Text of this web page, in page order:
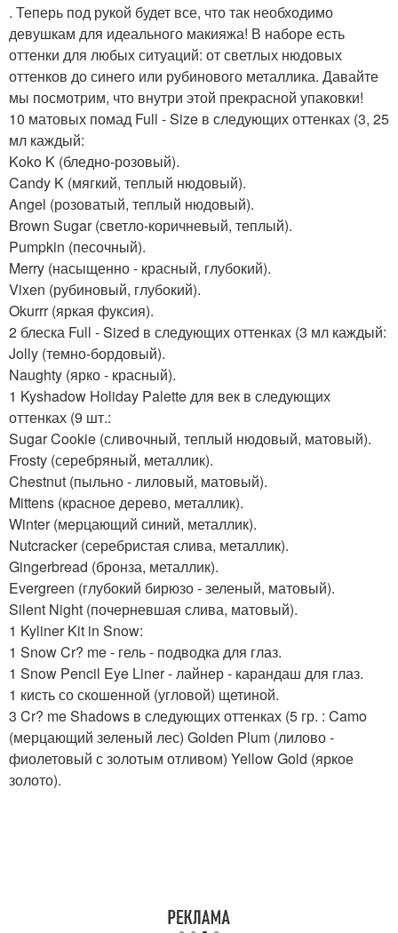
. Теперь под рукой будет все, что так необходимо
девушкам для идеального макияжа! В наборе есть
оттенки для любых ситуаций: от светлых нюдовых
оттенков до синего или рубинового металлика. Давайте
мы посмотрим, что внутри этой прекрасной упаковки!
10 матовых помад Full - Size в следующих оттенках (3, 25
мл каждый:
Koko K (бледно-розовый).
Candy K (мягкий, теплый нюдовый).
Angel (розоватый, теплый нюдовый).
Brown Sugar (светло-коричневый, теплый).
Pumpkin (песочный).
Merry (насыщенно - красный, глубокий).
Vixen (рубиновый, глубокий).
Okurrr (яркая фуксия).
2 блеска Full - Sized в следующих оттенках (3 мл каждый:
Jolly (темно-бордовый).
Naughty (ярко - красный).
1 Kyshadow Holiday Palette для век в следующих
оттенках (9 шт.:
Sugar Cookie (сливочный, теплый нюдовый, матовый).
Frosty (серебряный, металлик).
Chestnut (пыльно - лиловый, матовый).
Mittens (красное дерево, металлик).
Winter (мерцающий синий, металлик).
Nutcracker (серебристая слива, металлик).
Gingerbread (бронза, металлик).
Evergreen (глубокий бирюзо - зеленый, матовый).
Silent Night (почерневшая слива, матовый).
1 Kyliner Kit in Snow:
1 Snow Cr? me - гель - подводка для глаз.
1 Snow Pencil Eye Liner - лайнер - карандаш для глаз.
1 кисть со скошенной (угловой) щетиной.
3 Cr? me Shadows в следующих оттенках (5 гр. : Camo
(мерцающий зеленый лес) Golden Plum (лилово -
фиолетовый с золотым отливом) Yellow Gold (яркое
золото).